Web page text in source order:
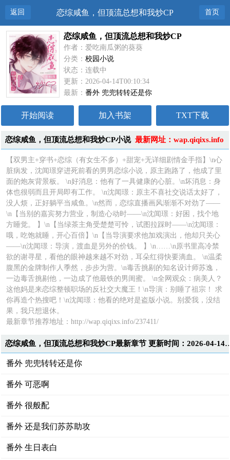
返回 恋综咸鱼，但顶流总想和我炒CP 首页
恋综咸鱼，但顶流总想和我炒CP
作者：爱吃南瓜粥的葵葵
分类：校园小说
状态：连载中
更新：2026-04-14T00:10:34
最新：番外 兜兜转转还是你
开始阅读 加入书架 TXT下载
最新网址：wap.qiqixs.info
恋综咸鱼，但顶流总想和我炒CP小说
简介
【双男主+穿书+恋综（有女生不多）+甜宠+无详细剧情金手指】\n心
脏病发，沈闻璟穿进死前看的男男恋综小说，原主跑路了，他成了里
面的炮灰背景板。 \n好消息：他有了一具健康的心脏。\n坏消息：身
体也很弱而且开局即有工作。 \n沈闻璟：原主不喜社交说话太好了，
没人烦，正好躺平当咸鱼。\n然而，恋综直播画风渐渐不对劲了——
\n【当别的嘉宾努力营业，制造心动时——\n沈闻璟：好困，找个地
方睡觉。 】\n【当绿茶主角受楚楚可怜，试图拉踩时——\n沈闻璟：
哦，吃饱就睡，开心百倍】\n【当导演要求他加戏演出，他却只关心
——\n沈闻璟：导演，渡血是另外的价钱。 】\n……\n原书里高冷禁
欲的谢寻星，看他的眼神越来越不对劲，耳朵红得快要滴血。 \n温柔
腹黑的金牌制作人季然，步步为营。\n毒舌挑剔的知名设计师苏逸，
一边毒舌挑剔他，一边成了他最铁的男闺蜜。 \n全网观众：病美人？
这他妈是来恋综整顿职场的反社交大魔王！\n导演：别睡了祖宗！ 求
你再造个热搜吧！\n沈闻璟：他看的绝对是盗版小说。别爱我，没结
果，我只想退休。
最新章节推荐地址：http://wap.qiqixs.info/237411/
恋综咸鱼，但顶流总想和我炒CP最
番外 兜兜转转还是你
番外 可恶啊
番外 很般配
番外 还是我们苏苏助攻
番外 生日表白